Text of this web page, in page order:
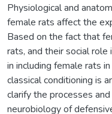
Physiological and
female rats affect the
Based on the fact that
rats, and their social role
in including female rats
classical conditioning is
clarify the processes
neurobiology of